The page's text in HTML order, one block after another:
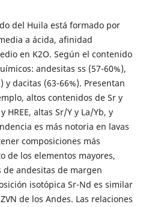
del Huila está formado por
a ácida, afinidad
en K2O. Según el contenido
andesitas ss (57-60%),
y dacitas (63-66%). Presentan
altos contenidos de Sr y
HREE, altas Sr/Y y La/Yb, y
es más notoria en lavas
composiciones más
de los elementos mayores,
de andesitas de margen
isotópica Sr-Nd es similar
de los Andes. Las relaciones